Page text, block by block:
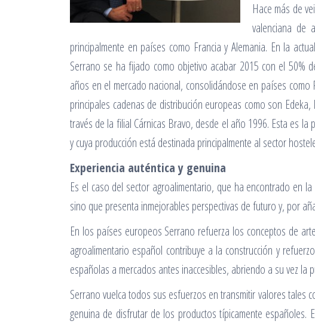
Hace más de
valenciana de
principalmente en países como Francia y Alemania. En la
Serrano se ha fijado como objetivo acabar 2015 con el 50%
años en el mercado nacional, consolidándose en países
principales cadenas de distribución europeas como son
través de la filial Cárnicas Bravo, desde el año 1996. Esta es
y cuya producción está destinada principalmente al sector
Experiencia auténtica y genuina
Es el caso del sector agroalimentario, que ha encontrado en
sino que presenta inmejorables perspectivas de futuro y, por
En los países europeos Serrano refuerza los conceptos de
agroalimentario español contribuye a la construcción y
españolas a mercados antes inaccesibles, abriendo a su vez la
Serrano vuelca todos sus esfuerzos en transmitir valores tales
genuina de disfrutar de los productos típicamente